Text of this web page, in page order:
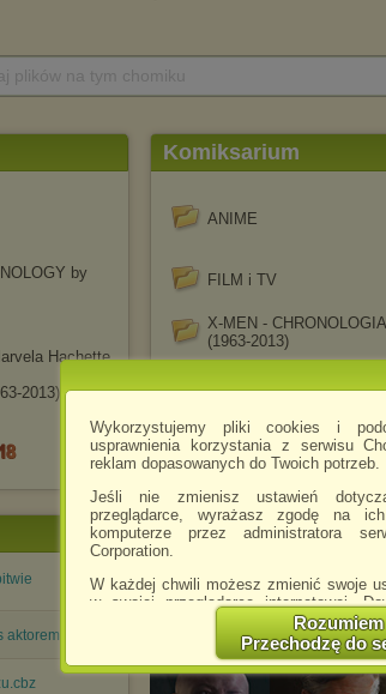
Wykorzystujemy pliki cookies i
usprawnienia korzystania z serwisu
reklam dopasowanych do Twoich potrzeb.
Jeśli nie zmienisz ustawień
przeglądarce, wyrażasz zgodę na
komputerze przez administratora
Corporation.
W każdej chwili możesz zmienić swoje
w swojej przeglądarce internetowej.
http://chomikuj.pl/
Jednocześnie informujemy że zmiana
spowodować ograniczenie korzystania ze
Rozumiem
Przechodzę do
by
Hachette
2013)
Komiksarium
ANIME
FILM i TV
X-MEN - CHRONOLOGIA
(1963-2013)
Nie ma plików w